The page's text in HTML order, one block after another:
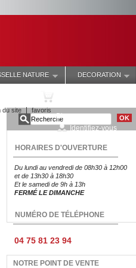
NATURE DECORATION
Bienvenue
Identifiez-vous
du site favoris
HORAIRES D'OUVERTURE
Du lundi au vendredi de 08h30 à 12h00
et de 13h30 à 18h30
Et le samedi de 9h à 13h
FERMÉ LE DIMANCHE
NUMÉRO DE TÉLÉPHONE
04 75 81 23 94
NOTRE POINT DE VENTE